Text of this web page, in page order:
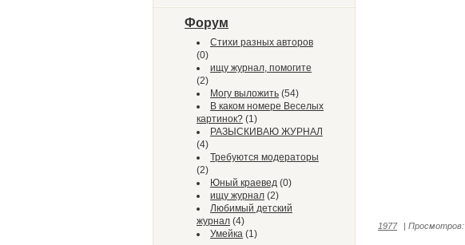
Форум
Стихи разных авторов
(0)
ищу журнал, помогите
(2)
Могу выложить (54)
В каком номере Веселых
картинок? (1)
РАЗЫСКИВАЮ ЖУРНАЛ
(4)
Требуются модераторы
(2)
Юный краевед (0)
ищу журнал (2)
Любимый детский
журнал (4)
Умейка (1)
1977 | Просмотров: